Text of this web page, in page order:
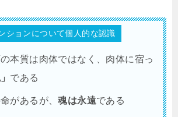
ションについて個人的な認識
本質は肉体ではなく、肉体に宿っ
である
があるが、魂は永遠である